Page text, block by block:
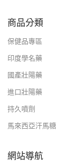
商品分類
保健品專區
印度學名藥
國產壯陽藥
進口壯陽藥
持久噴劑
馬來西亞汗馬糖
網站導航